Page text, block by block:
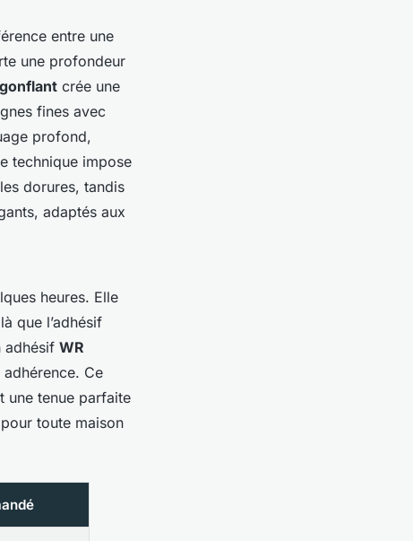
entre une
une profondeur
crée une
fines avec
profond,
technique impose
dorures, tandis
adaptés aux
heures. Elle
que l’adhésif
adhésif WR
Ce
une tenue parfaite
toute maison